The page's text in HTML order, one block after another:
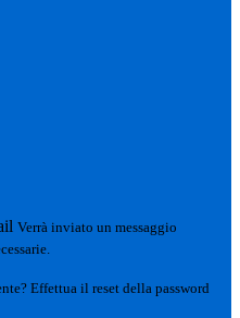
Verrà inviato un messaggio
Effettua il reset della password